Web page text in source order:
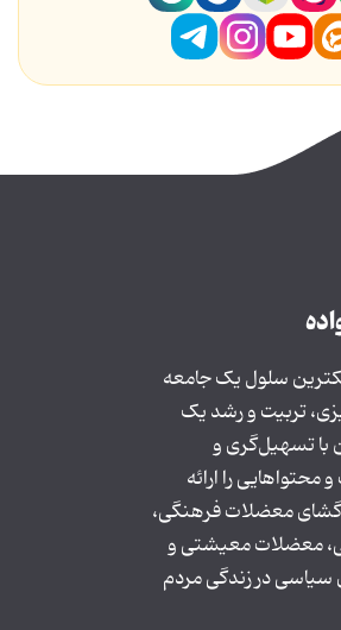
سلول یک جامعه
تربیت و رشد یک
با تسهیل‌گری و
را ارائه
معضلات فرهنگی،
معضلات معیشتی و
در زندگی مردم